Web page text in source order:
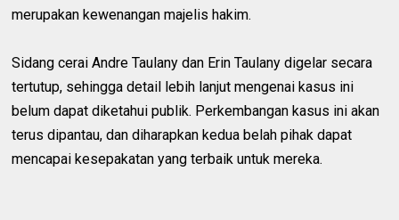
merupakan kewenangan majelis hakim.
Sidang cerai Andre Taulany dan Erin Taulany digelar secara
tertutup, sehingga detail lebih lanjut mengenai kasus ini
belum dapat diketahui publik. Perkembangan kasus ini akan
terus dipantau, dan diharapkan kedua belah pihak dapat
mencapai kesepakatan yang terbaik untuk mereka.